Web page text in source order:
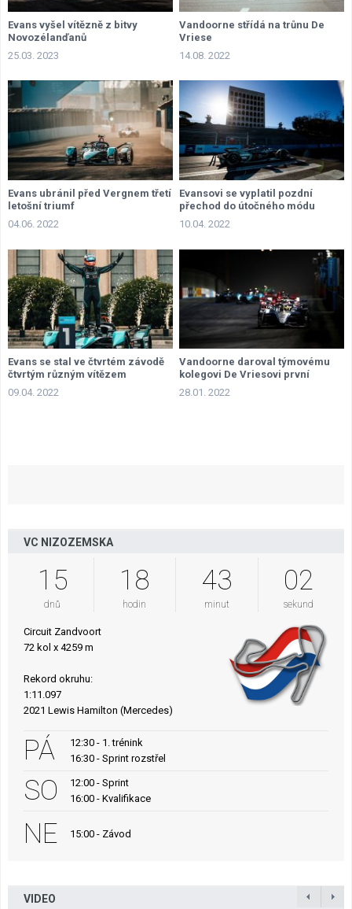
Evans vyšel vítězně z bitvy
Novozélanďanů
25.03. 2023
Vandoorne střídá na trůnu De
Vriese
14.08. 2022
Evans ubránil před Vergnem třetí
letošní triumf
04.06. 2022
Evansovi se vyplatil pozdní
přechod do útočného módu
10.04. 2022
Evans se stal ve čtvrtém závodě
čtvrtým různým vítězem
09.04. 2022
Vandoorne daroval týmovému
kolegovi De Vriesovi první
vítězství sezony
28.01. 2022
VC NIZOZEMSKA
15
dnů
18
hodin
43
minut
01
sekund
Circuit Zandvoort
72 kol x 4259 m
Rekord okruhu:
1:11.097
2021 Lewis Hamilton (Mercedes)
PÁ
12:30 - 1. trénink
16:30 - Sprint rozstřel
SO
12:00 - Sprint
16:00 - Kvalifikace
NE 15:00 - Závod
VIDEO